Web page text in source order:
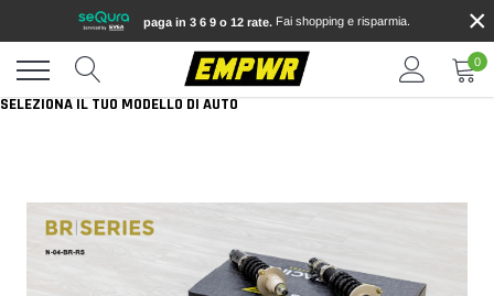
contenuti
paga in 3 6 9 o 12 rate. Fai shopping e risparmia. ×
0
SELEZIONA IL TUO MODELLO DI AUTO